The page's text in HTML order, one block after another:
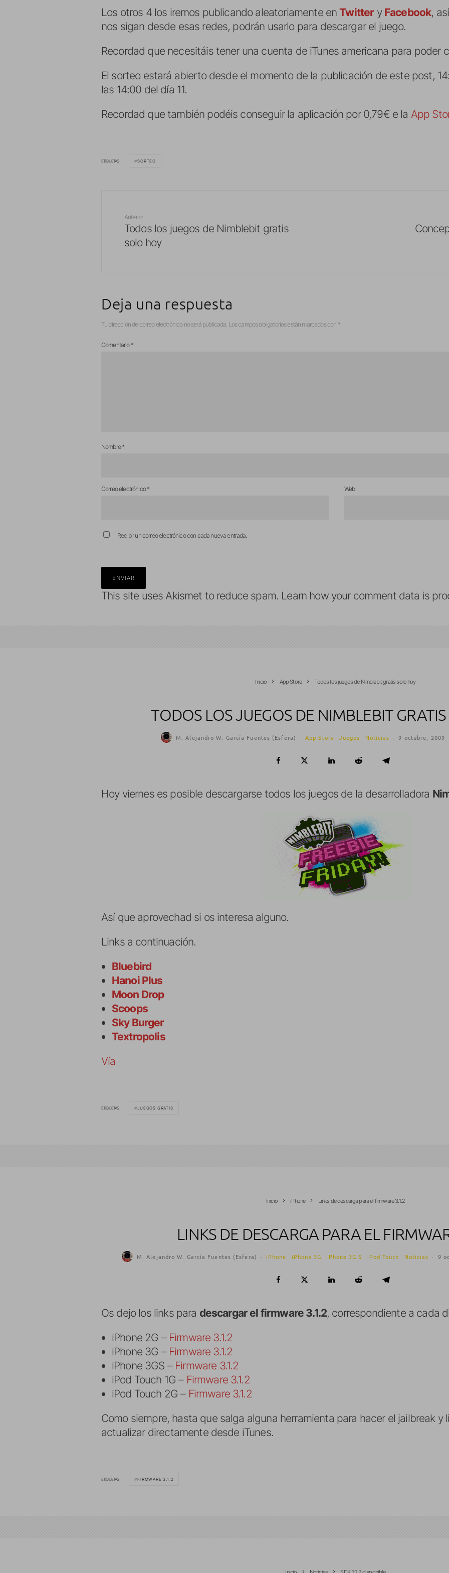
Los otros 4 los iremos publicando aleatoriamente enTwittery Facebook,
nos sigan desde esas redes, podrán usarlo para descargar el juego.
Recordad que necesitáis tener una cuenta de iTunes americana para poder
El sorteo estará abierto desde el momento de la publicación de este post,
las 14:00 del día 11.
Recordad que también podéis conseguir la aplicación por 0,79€ e la App
ETIQUETAS SORTEO
Anterior
Todos los juegos de Nimblebit gratis
solo hoy
Deja una respuesta
Tu dirección de correo electrónico no será publicada. Los campos obligatorios están marcados con *
Comentario *
Nombre*
Correo electrónico* Web
Recibir un correo electrónico con cada nueva entrada.
This site uses Akismet to reduce spam. Learn how your comment data is
Inicio App Store Todos los juegos de Nimblebit gratis solo hoy
TODOS LOS JUEGOS DE NIMBLEBIT
M. Alejandro W. García Fuentes (Esfera) · App Store Juegos Noticias · 9 octubre, 2009
Hoy viernes es posible descargarse todos los juegos de la desarrolladora
Así que aprovechad si os interesa alguno.
Links a continuación.
Bluebird
Hanoi Plus
Moon Drop
Scoops
Sky Burger
Textropolis
Vía
ETIQUETAS JUEGOS GRATIS
Inicio iPhone Links de descarga para el firmware 3.1.2
LINKS DE DESCARGA PARA EL
M. Alejandro W. García Fuentes (Esfera) · iPhone iPhone 3G iPhone 3G S iPod Touch Noticias · 9
Os dejo los links para descargar el firmware 3.1.2, correspondiente a cada
iPhone 2G – Firmware 3.1.2
iPhone 3G – Firmware 3.1.2
iPhone 3GS – Firmware 3.1.2
iPod Touch 1G – Firmware 3.1.2
iPod Touch 2G – Firmware 3.1.2
Como siempre, hasta que salga alguna herramienta para hacer el jailbreak y
actualizar directamente desde iTunes.
ETIQUETAS FIRMWARE 3.1.2